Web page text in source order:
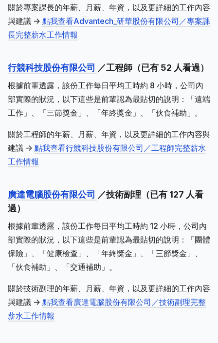
關於專案課長的年薪、月薪、年資，以及更詳細的工作內容
與建議 -> 點我查看Advantech_研華股份有限公司／專案課
長完整薪水工作情報
行競科技股份有限公司 ／工程師（已有 52 人看過）
根據前輩透露，該份工作每日平均工時約 8 小時，公司內
部實際的狀況，以下這些是前輩認為最貼切的說明：「遠端
工作」、「三節獎金」、「年終獎金」、「伙食補助」。
關於工程師的年薪、月薪、年資，以及更詳細的工作內容與
建議 -> 點我查看行競科技股份有限公司／工程師完整薪水
工作情報
廣達電腦股份有限公司 ／技術副理（已有 127 人看
過）
根據前輩透露，該份工作每日平均工時約 12 小時，公司內
部實際的狀況，以下這些是前輩認為最貼切的說明：「團體
保險」、「健康檢查」、「年終獎金」、「三節獎金」、
「伙食補助」、「交通補助」。
關於技術副理的年薪、月薪、年資，以及更詳細的工作內容
與建議 -> 點我查看廣達電腦股份有限公司／技術副理完整
薪水工作情報